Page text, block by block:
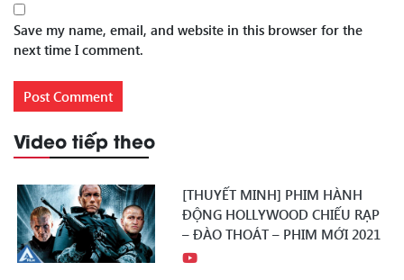
Save my name, email, and website in this browser for the
next time I comment.
Video tiếp theo
[THUYẾT MINH] PHIM HÀNH
ĐỘNG HOLLYWOOD CHIẾU RẠP
– ĐÀO THOÁT – PHIM MỚI 2021